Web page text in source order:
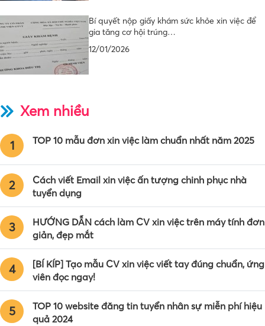
Bí quyết nộp giấy khám sức khỏe xin việc để
gia tăng cơ hội trúng…
12/01/2026
Xem nhiều
1 TOP 10 mẫu đơn xin việc làm chuẩn nhất năm 2025
2
Cách viết Email xin việc ấn tượng chinh phục nhà
tuyển dụng
3
HƯỚNG DẪN cách làm CV xin việc trên máy tính đơn
giản, đẹp mắt
4
[BÍ KÍP] Tạo mẫu CV xin việc viết tay đúng chuẩn, ứng
viên đọc ngay!
5
TOP 10 website đăng tin tuyển nhân sự miễn phí hiệu
quả 2024